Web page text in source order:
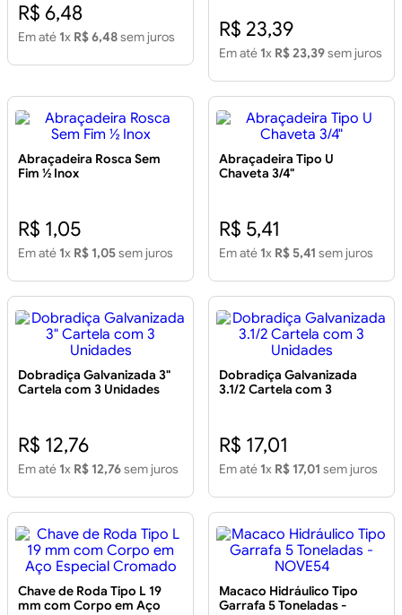
R$ 6,48
Em até 1x R$ 6,48sem juros R$ 23,39
Em até 1x R$ 23,39sem juros
Abraçadeira Rosca Sem
Fim ½ Inox
R$ 1,05
Em até 1x R$ 1,05sem juros
Abraçadeira Tipo U
Chaveta 3/4"
R$ 5,41
Em até 1x R$ 5,41 sem juros
Dobradiça Galvanizada 3"
Cartela com 3 Unidades
R$ 12,76
Em até 1x R$ 12,76sem juros
Dobradiça Galvanizada
3.1/2 Cartela com 3
R$ 17,01
Em até 1x R$ 17,01 sem juros
Chave de Roda Tipo L 19
mm com Corpo em Aço
Macaco Hidráulico Tipo
Garrafa 5 Toneladas -